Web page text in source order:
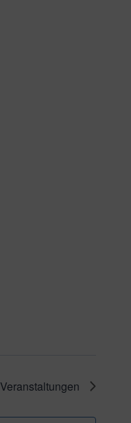
Veranstaltungen